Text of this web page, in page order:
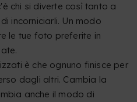
chi si diverte così tanto a
incorniciarli. Un modo
le tue foto preferite in
è che ognuno finisce per
dagli altri. Cambia la
anche il modo di